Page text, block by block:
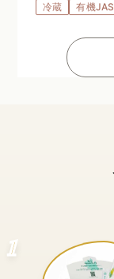
冷蔵 有機JAS
1